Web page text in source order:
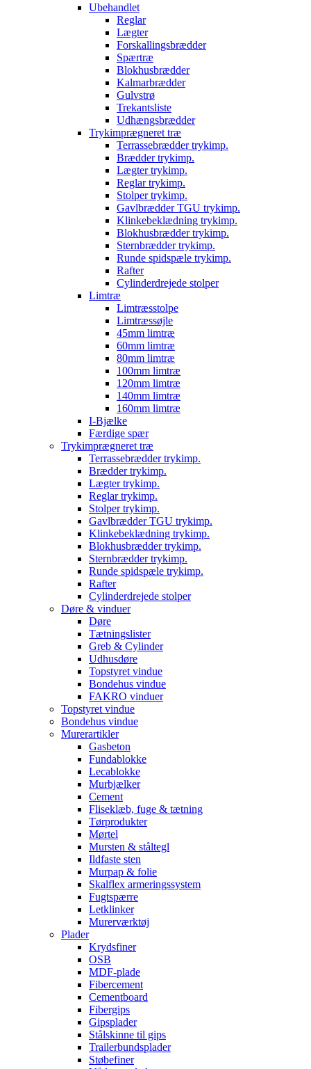
Ubehandlet
Reglar
Lægter
Forskallingsbrædder
Spærtræ
Blokhusbrædder
Kalmarbrædder
Gulvstrø
Trekantsliste
Udhængsbrædder
Trykimprægneret træ
Terrassebrædder trykimp.
Brædder trykimp.
Lægter trykimp.
Reglar trykimp.
Stolper trykimp.
Gavlbrædder TGU trykimp.
Klinkebeklædning trykimp.
Blokhusbrædder trykimp.
Sternbrædder trykimp.
Runde spidspæle trykimp.
Rafter
Cylinderdrejede stolper
Limtræ
Limtræsstolpe
Limtræssøjle
45mm limtræ
60mm limtræ
80mm limtræ
100mm limtræ
120mm limtræ
140mm limtræ
160mm limtræ
I-Bjælke
Færdige spær
Trykimprægneret træ
Terrassebrædder trykimp.
Brædder trykimp.
Lægter trykimp.
Reglar trykimp.
Stolper trykimp.
Gavlbrædder TGU trykimp.
Klinkebeklædning trykimp.
Blokhusbrædder trykimp.
Sternbrædder trykimp.
Runde spidspæle trykimp.
Rafter
Cylinderdrejede stolper
Døre & vinduer
Døre
Tætningslister
Greb & Cylinder
Udhusdøre
Topstyret vindue
Bondehus vindue
FAKRO vinduer
Topstyret vindue
Bondehus vindue
Murerartikler
Gasbeton
Fundablokke
Lecablokke
Murbjælker
Cement
Fliseklæb, fuge & tætning
Tørprodukter
Mørtel
Mursten & ståltegl
Ildfaste sten
Murpap & folie
Skalflex armeringssystem
Fugtspærre
Letklinker
Murerværktøj
Plader
Krydsfiner
OSB
MDF-plade
Fibercement
Cementboard
Fibergips
Gipsplader
Stålskinne til gips
Trailerbundsplader
Støbefiner